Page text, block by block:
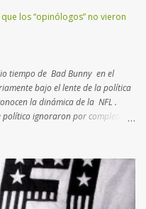
los “opinólogos” no vieron
tiempo de Bad Bunny en el
bajo el lente de la política
la dinámica de la NFL .
ignoraron por completo el
movimiento de mercado calculado
que seguimos la NFL desde
que atraigan a un
comenzó en el nuevo milenio